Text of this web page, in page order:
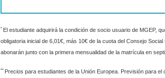
* El estudiante adquirirá la condición de socio usuario de MGEP,
obligatoria inicial de 6,01€, más 10€ de la cuota del Consejo Social
abonarán junto con la primera mensualidad de la matrícula en
** Precios para estudiantes de la Unión Europea. Previsión para